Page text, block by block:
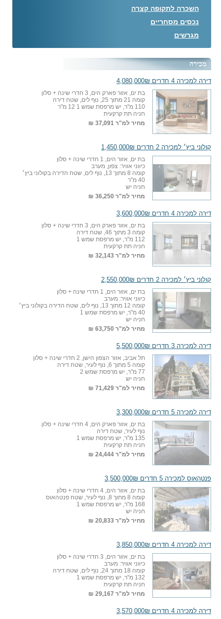
השכרה לתקופה קצרה
נכסים מסחריים
מגרשים
מכירה
דירה למכירה 4 חדרים 4,080,000₪
בת ים, אזור פארק הים, 3 חדרי שינה + סלון
קומה 21 מתוך 25, נוף לים, שטח דירה
110 מ"ר, יש מרפסת שמש 1 12 מ"ר
חניה תת קרקעית
מחיר למ"ר 37,091 ₪
קולוני ביץ׳ למכירה 2 חדרים 1,450,000₪
בת ים, אזור הים, 1 חדרי שינה + סלון
כיווני אוויר: צפון, מערב
קומה 8 מתוך 13, נוף לים, שטח הדירה בקולוני ביץ׳
40 מ"ר
חניה יש
מחיר למ"ר 36,250 ₪
דירה למכירה 4 חדרים 3,600,000₪
בת ים, אזור פארק הים, 3 חדרי שינה + סלון
קומה 3 מתוך 46, שטח דירה
112 מ"ר, יש מרפסת שמש 1
חניה תת קרקעית
מחיר למ"ר 32,143 ₪
קולוני ביץ׳ למכירה 2 חדרים 2,550,000₪
בת ים, אזור הים, 1 חדרי שינה + סלון
כיווני אוויר: מערב
קומה 12 מתוך 13, נוף לים, שטח הדירה בקולוני ביץ׳
40 מ"ר, יש מרפסת שמש 1
חניה יש
מחיר למ"ר 63,750 ₪
דירה למכירה 3 חדרים 5,500,000₪
תל אביב, אזור הצפון הישן, 2 חדרי שינה + סלון
קומה 5 מתוך 6, נוף לעיר, שטח דירה
77 מ"ר, יש מרפסת שמש 2
חניה יש
מחיר למ"ר 71,429 ₪
דירה למכירה 5 חדרים 3,300,000₪
בת ים, אזור פארק הים, 4 חדרי שינה + סלון
נוף לעיר, שטח דירה
135 מ"ר, יש מרפסת שמש 1
חניה תת קרקעית
מחיר למ"ר 24,444 ₪
פנטהאוס למכירה 5 חדרים 3,500,000₪
בת ים, אזור הים, 4 חדרי שינה + סלון
קומה 8 מתוך 8, נוף לעיר, שטח פנטהאוס
168 מ"ר, יש מרפסת שמש 1
חניה יש
מחיר למ"ר 20,833 ₪
דירה למכירה 4 חדרים 3,850,000₪
בת ים, אזור הים, 3 חדרי שינה + סלון
כיווני אוויר: מערב
קומה 18 מתוך 24, נוף לים, שטח דירה
132 מ"ר, יש מרפסת שמש 1
חניה תת קרקעית
מחיר למ"ר 29,167 ₪
דירה למכירה 4 חדרים 3,570,000₪